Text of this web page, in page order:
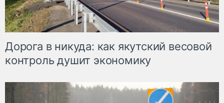
Дорога в никуда: как якутский весовой
контроль душит экономику